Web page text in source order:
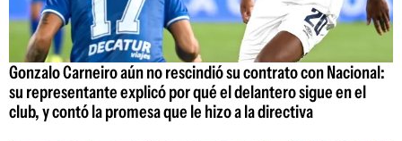
Gonzalo Carneiro aún no rescindió su contrato con Nacional:
su representante explicó por qué el delantero sigue en el
club, y contó la promesa que le hizo a la directiva